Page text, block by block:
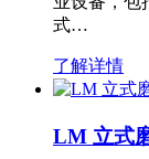
式…
了解详情
LM 立式